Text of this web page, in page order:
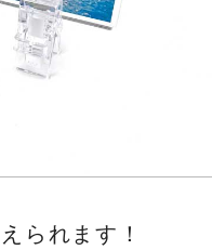
られます！